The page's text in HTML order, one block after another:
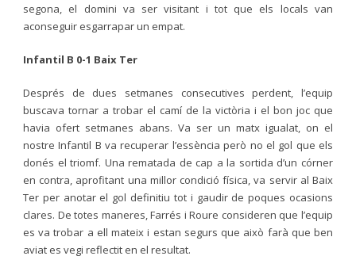
segona, el domini va ser visitant i tot que els locals van
aconseguir esgarrapar un empat.
Infantil B 0-1 Baix Ter
Després de dues setmanes consecutives perdent, l’equip
buscava tornar a trobar el camí de la victòria i el bon joc que
havia ofert setmanes abans. Va ser un matx igualat, on el
nostre Infantil B va recuperar l’essència però no el gol que els
donés el triomf. Una rematada de cap a la sortida d’un córner
en contra, aprofitant una millor condició física, va servir al Baix
Ter per anotar el gol definitiu tot i gaudir de poques ocasions
clares. De totes maneres, Farrés i Roure consideren que l’equip
es va trobar a ell mateix i estan segurs que això farà que ben
aviat es vegi reflectit en el resultat.